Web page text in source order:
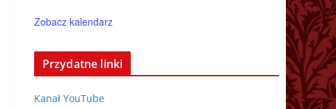
Zobacz kalendarz
Przydatne linki
Kanał YouTube